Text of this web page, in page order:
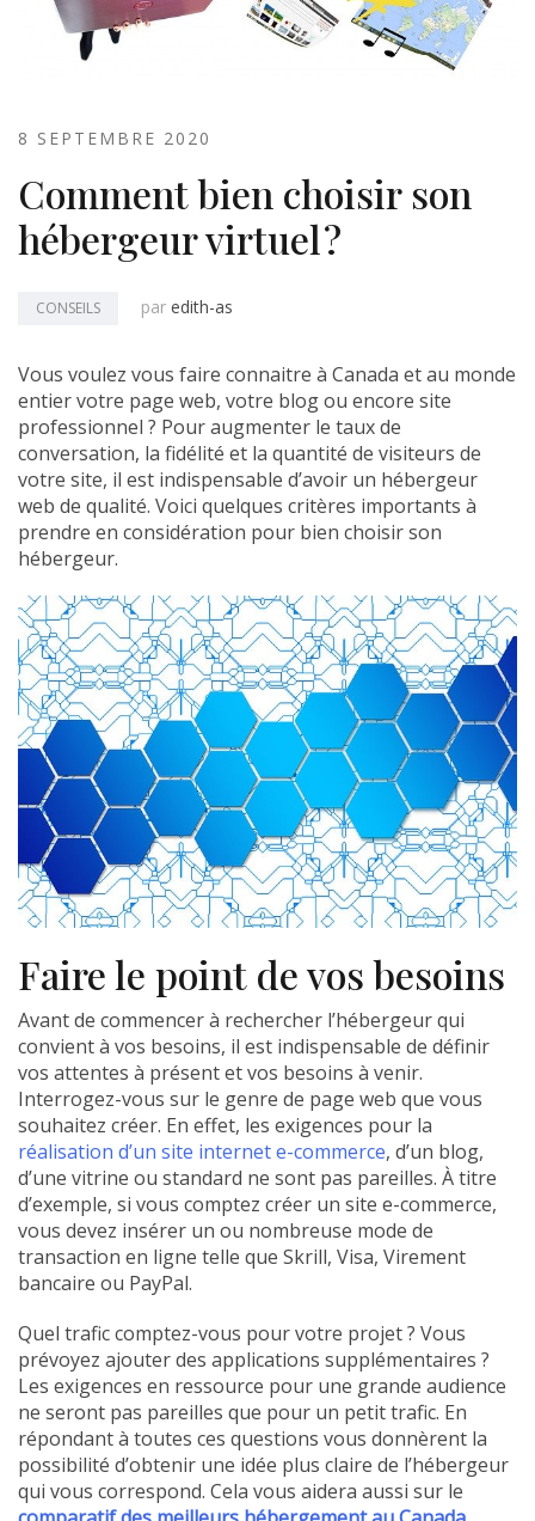
8 SEPTEMBRE 2020
Comment bien choisir son
hébergeur virtuel ?
CONSEILS par edith-as
Vous voulez vous faire connaitre à Canada et au monde
entier votre page web, votre blog ou encore site
professionnel ? Pour augmenter le taux de
conversation, la fidélité et la quantité de visiteurs de
votre site, il est indispensable d’avoir un hébergeur
web de qualité. Voici quelques critères importants à
prendre en considération pour bien choisir son
hébergeur.
Faire le point de vos besoins
Avant de commencer à rechercher l’hébergeur qui
convient à vos besoins, il est indispensable de définir
vos attentes à présent et vos besoins à venir.
Interrogez-vous sur le genre de page web que vous
souhaitez créer. En effet, les exigences pour la
réalisation d’un site internet e-commerce, d’un blog,
d’une vitrine ou standard ne sont pas pareilles. À titre
d’exemple, si vous comptez créer un site e-commerce,
vous devez insérer un ou nombreuse mode de
transaction en ligne telle que Skrill, Visa, Virement
bancaire ou PayPal.
Quel trafic comptez-vous pour votre projet ? Vous
prévoyez ajouter des applications supplémentaires ?
Les exigences en ressource pour une grande audience
ne seront pas pareilles que pour un petit trafic. En
répondant à toutes ces questions vous donnèrent la
possibilité d’obtenir une idée plus claire de l’hébergeur
qui vous correspond. Cela vous aidera aussi sur le